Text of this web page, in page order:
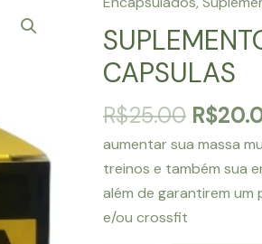
CAPSULAS
R$25.00 O
preço
era:
R$
aumentar sua massa
treinos e também sua
além de garantirem
e/ou crossfit